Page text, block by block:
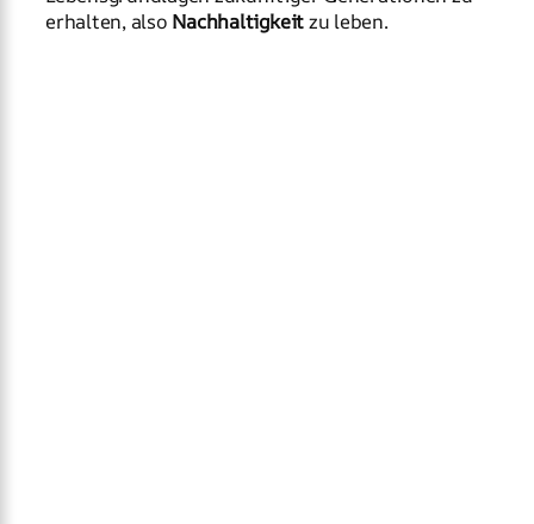
erhalten, also Nachhaltigkeitzu leben.